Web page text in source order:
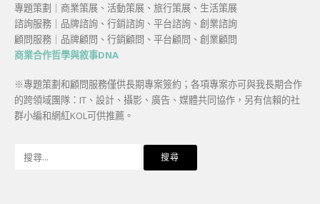
專題策劃｜商業策展、活動策展、旅行策展、生活策展
諮詢服務｜品牌諮詢、行銷諮詢、平台諮詢、創業諮詢
顧問服務｜品牌顧問、行銷顧問、平台顧問、創業顧問
商業合作哲學與敘事DNA
※專題策劃和顧問服務僅供長期專案簽約；各項專案亦可與我長期合作
的跨領域團隊：IT、設計、攝影、廣告、媒體共同協作，另有信賴的社
群小編和網紅KOL可供推薦。